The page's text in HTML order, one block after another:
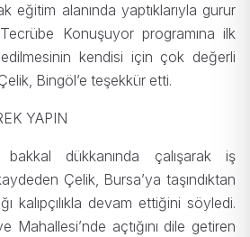
eğitim alanında yaptıklarıyla gurur
Konuşuyor programına ilk
kendisi için çok değerli
Bingöl’e teşekkür etti.
YAPIN
bakkal dükkanında çalışarak iş
Çelik, Bursa’ya taşındıktan
kalıpçılıkla devam ettiğini söyledi.
Mahallesi’nde açtığını dile getiren